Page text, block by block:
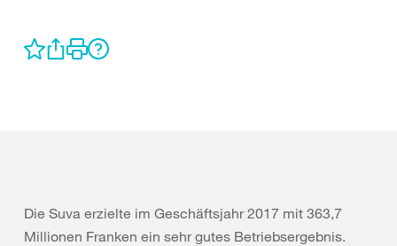
Die Suva erzielte im Geschäftsjahr 2017 mit 363,7
Millionen Franken ein sehr gutes Betriebsergebnis.